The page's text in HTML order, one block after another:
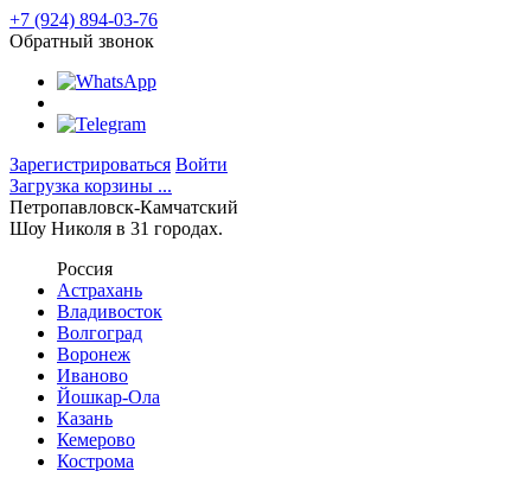
+7 (924) 894-03-76
Обратный звонок
Зарегистрироваться Войти
Загрузка корзины ...
Петропавловск-Камчатский
Шоу Николя в 31 городах.
Россия
Астрахань
Владивосток
Волгоград
Воронеж
Иваново
Йошкар-Ола
Казань
Кемерово
Кострома